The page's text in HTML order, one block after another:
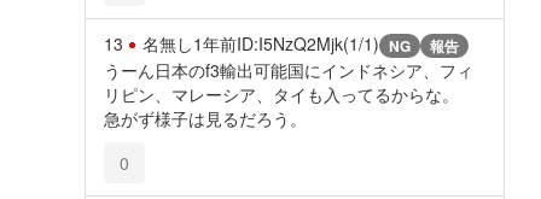
13 名無し1年前ID:I5NzQ2Mjk(1/1) NG 報告
うーん日本のf3輸出可能国にインドネシア、フィ
リピン、マレーシア、タイも入ってるからな。
急がず様子は見るだろう。
0